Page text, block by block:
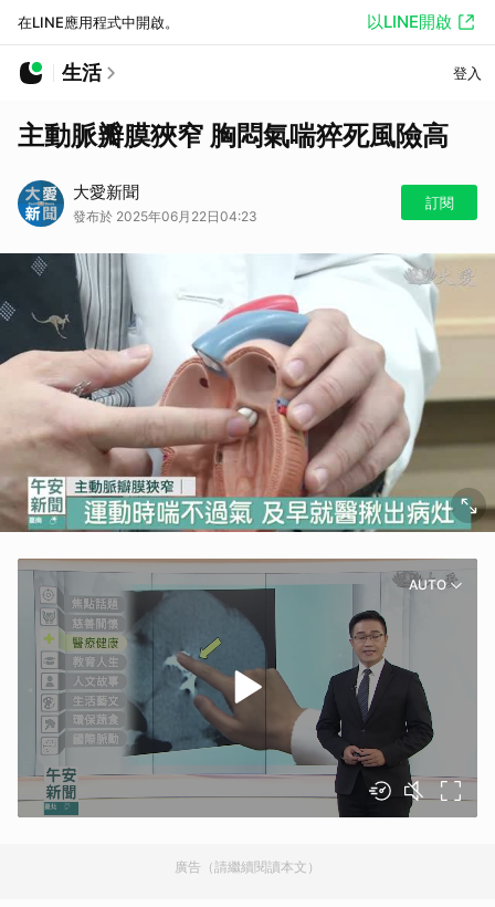
在LINE應用程式中開啟。 以LINE開啟
生活 登入
主動脈瓣膜狹窄 胸悶氣喘猝死風險高
大愛新聞
發布於 2025年06月22日04:23
訂閱
AUTO
廣告（請繼續閱讀本文）